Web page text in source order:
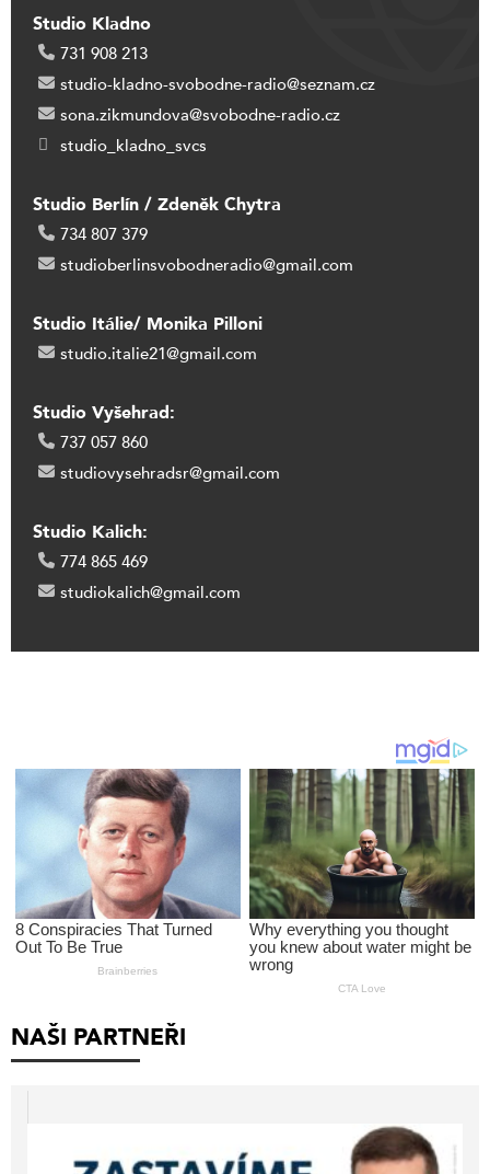
Studio Kladno
731 908 213
studio-kladno-svobodne-radio@seznam.cz
sona.zikmundova@svobodne-radio.cz
studio_kladno_svcs
Studio Berlín / Zdeněk Chytra
734 807 379
studioberlinsvobodneradio@gmail.com
Studio Itálie/ Monika Pilloni
studio.italie21@gmail.com
Studio Vyšehrad:
737 057 860
studiovysehradsr@gmail.com
Studio Kalich:
774 865 469
studiokalich@gmail.com
NAŠI PARTNEŘI